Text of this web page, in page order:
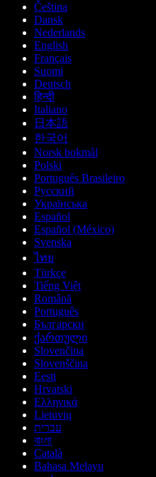
Čeština
Dansk
Nederlands
English
Français
Suomi
Deutsch
हिन्दी
Italiano
日本語
한국어
Norsk bokmål
Polski
Português Brasileiro
Русский
Українська
Español
Español (México)
Svenska
ไทย
Türkçe
Tiếng Việt
Română
Português
Български
ქართული
Slovenčina
Slovenščina
Eesti
Hrvatski
Ελληνικά
Lietuvių
עברית
বাংলা
Català
Bahasa Melayu